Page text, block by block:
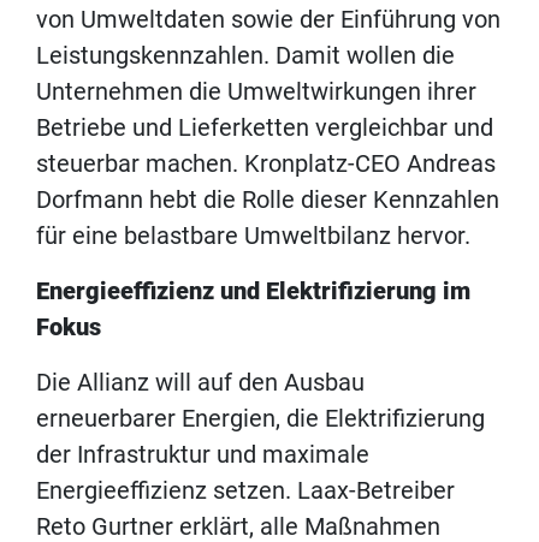
von Umweltdaten sowie der Einführung von
Leistungskennzahlen. Damit wollen die
Unternehmen die Umweltwirkungen ihrer
Betriebe und Lieferketten vergleichbar und
steuerbar machen. Kronplatz-CEO Andreas
Dorfmann hebt die Rolle dieser Kennzahlen
für eine belastbare Umweltbilanz hervor.
Energieeffizienz und Elektrifizierung im
Fokus
Die Allianz will auf den Ausbau
erneuerbarer Energien, die Elektrifizierung
der Infrastruktur und maximale
Energieeffizienz setzen. Laax-Betreiber
Reto Gurtner erklärt, alle Maßnahmen